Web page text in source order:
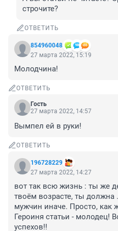
строчите?
ОТВЕТИТЬ
854960048
27 марта 2022, 15:19
Молодчина!
ОТВЕТИТЬ
Гость
27 марта 2022, 14:57
Вымпел ей в руки!
ОТВЕТИТЬ
196728229
27 марта 2022, 14:27
вот так всю жизнь : ты же
твоём возрасте, ты должна
мужчин иначе. Просто, как
Героиня статьи - молодец!
успехов!!